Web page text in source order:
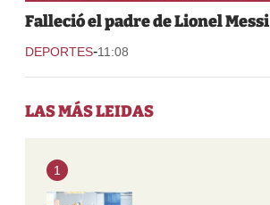
Falleció el padre de Lionel Messi
DEPORTES-11:08
LAS MÁS LEIDAS
1